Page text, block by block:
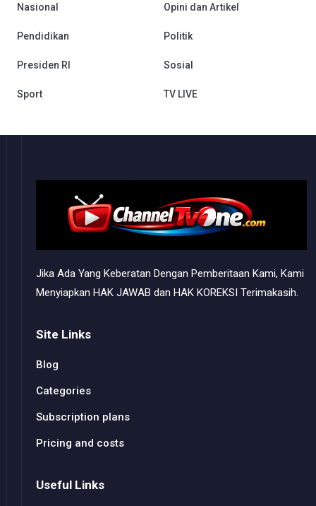
Nasional Opini dan Artikel
Pendidikan Politik
Presiden RI Sosial
Sport TV LIVE
Jika Ada Yang Keberatan Dengan Pemberitaan Kami, Kami
Menyiapkan HAK JAWAB dan HAK KOREKSI Terimakasih.
Site Links
Blog
Categories
Subscription plans
Pricing and costs
Useful Links